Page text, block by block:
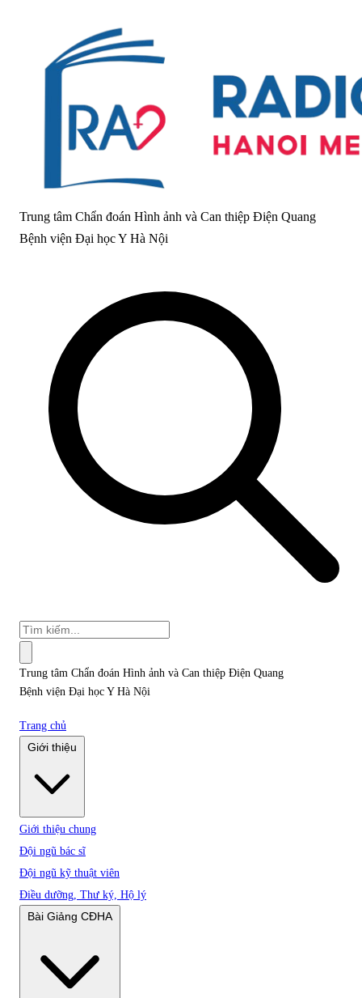
Trung tâm Chẩn đoán Hình ảnh và Can thiệp Điện Quang
Bệnh viện Đại học Y Hà Nội
Trung tâm Chẩn đoán Hình ảnh và Can thiệp Điện Quang
Bệnh viện Đại học Y Hà Nội
Trang chủ
Giới thiệu chung
Đội ngũ bác sĩ
Đội ngũ kỹ thuật viên
Điều dưỡng, Thư ký, Hộ lý